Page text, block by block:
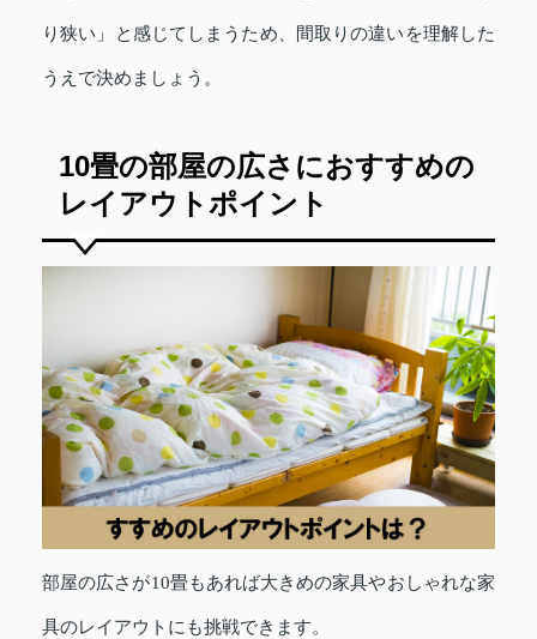
り狭い」と感じてしまうため、間取りの違いを理解した
うえで決めましょう。
10畳の部屋の広さにおすすめの
レイアウトポイント
部屋の広さが10畳もあれば大きめの家具やおしゃれな家
具のレイアウトにも挑戦できます。